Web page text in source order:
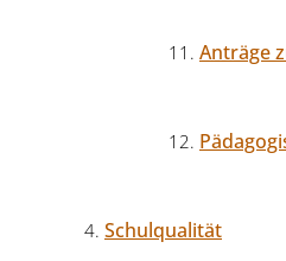
Anträge
Schulqualität